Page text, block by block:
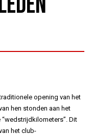
opening van het
hen stonden aan het
“wedstrijdkilometers”. Dit
het club-